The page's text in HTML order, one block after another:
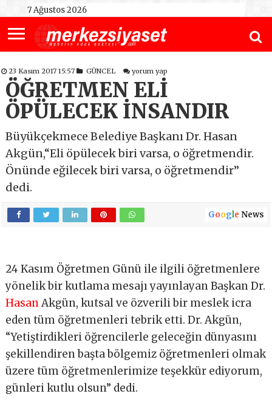
7 Ağustos 2026
23 Kasım 2017 15:57 GÜNCEL yorum yap
ÖĞRETMEN ELİ
ÖPÜLECEK İNSANDIR
Büyükçekmece Belediye Başkanı Dr. Hasan
Akgün,“Eli öpülecek biri varsa, o öğretmendir.
Önünde eğilecek biri varsa, o öğretmendir”
dedi.
Google News
24 Kasım Öğretmen Günü ile ilgili öğretmenlere
yönelik bir kutlama mesajı yayınlayan Başkan Dr.
HasanAkgün, kutsal ve özverili bir meslek icra
eden tüm öğretmenleri tebrik etti. Dr. Akgün,
“Yetiştirdikleri öğrencilerle geleceğin dünyasını
şekillendiren başta bölgemiz öğretmenleri olmak
üzere tüm öğretmenlerimize teşekkür ediyorum,
günleri kutlu olsun” dedi.